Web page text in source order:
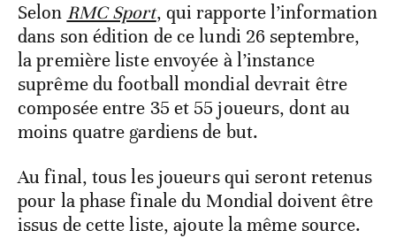
Selon RMC Sport, qui rapporte l’information
dans son édition de ce lundi 26 septembre,
la première liste envoyée à l’instance
suprême du football mondial devrait être
composée entre 35 et 55 joueurs, dont au
moins quatre gardiens de but.
Au final, tous les joueurs qui seront retenus
pour la phase finale du Mondial doivent être
issus de cette liste, ajoute la même source.